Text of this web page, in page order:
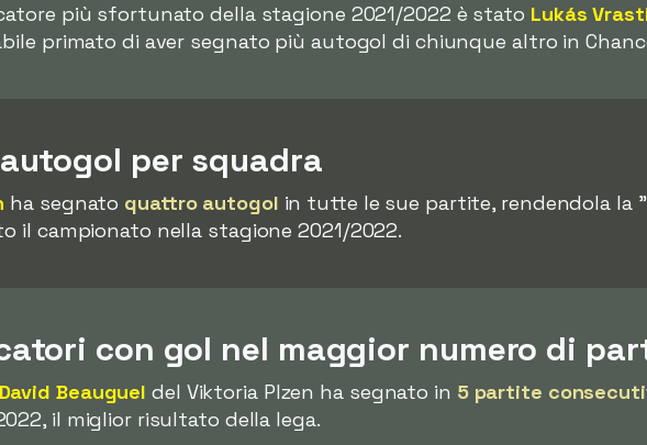
più sfortunato della stagione 2021/2022 è stato Lukás
primato di aver segnato più autogol di chiunque altro in
per squadra
ha segnato quattro autogol in tutte le sue partite, rendendola la
il campionato nella stagione 2021/2022.
con gol nel maggior numero di
Beauguel del Viktoria Plzen ha segnato in 5 partite
il miglior risultato della lega.